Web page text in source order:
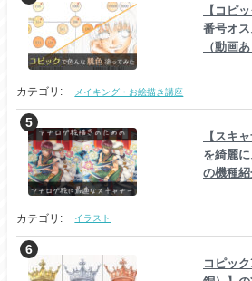
【コピ
番号オ
（動画あ
カテゴリ: メイキング・お絵描き講座
【スキ
を綺麗
の機種
カテゴリ: イラスト
コピッ